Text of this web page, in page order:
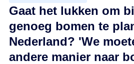
Gaat het lukken om
genoeg bomen te
Nederland? 'We
andere manier naar